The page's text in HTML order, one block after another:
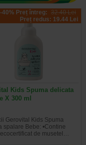
-40% Preț întreg: 32.40 Lei
Preț redus: 19.44 Lei
Kids Spuma delicata
X 300 ml
Gerovital Kids Spuma
spalare Bebe: •Contine
de musetel…